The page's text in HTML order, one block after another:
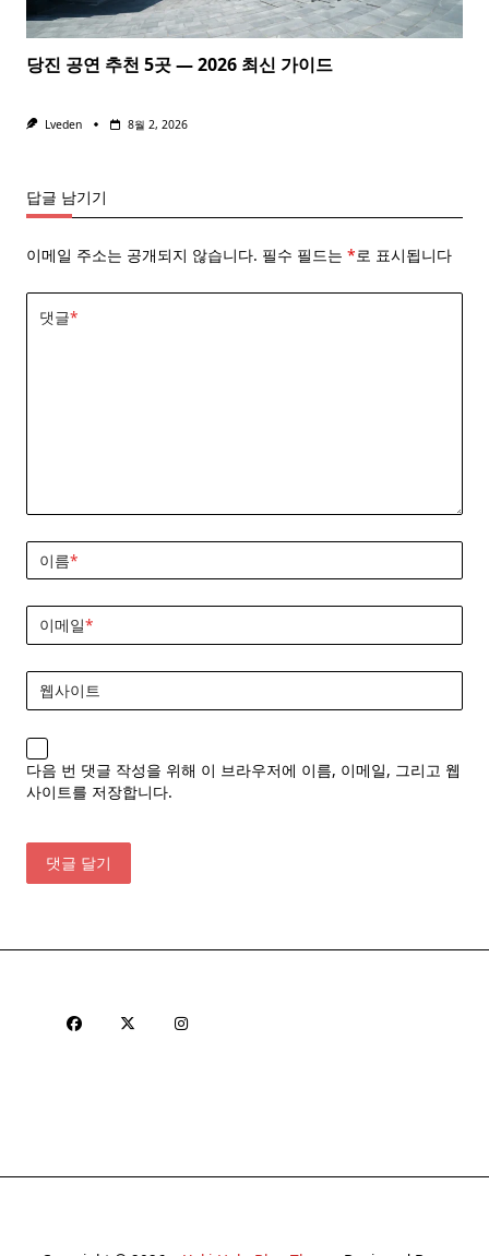
당진 공연 추천 5곳 — 2026 최신 가이드
Lveden 8월 2, 2026
답글 남기기
이메일 주소는 공개되지 않습니다. 필수 필드는 *로 표시됩니다
댓글*
이름*
이메일*
웹사이트
다음 번 댓글 작성을 위해 이 브라우저에 이름, 이메일, 그리고 웹
사이트를 저장합니다.